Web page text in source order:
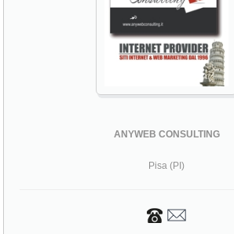
ANYWEB CONSULTING
Pisa (PI)